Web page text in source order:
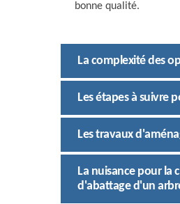
bonne qualité.
La complexité des
Les étapes à suivre
Les travaux
La nuisance pour la
d'abattage d'un